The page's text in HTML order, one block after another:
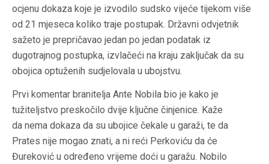
ocjenu dokaza koje je izvodilo sudsko vijeće tijekom više
od 21 mjeseca koliko traje postupak. Državni odvjetnik
sažeto je prepričavao jedan po jedan podatak iz
dugotrajnog postupka, izvlačeći na kraju zaključak da su
obojica optuženih sudjelovala u ubojstvu.
Prvi komentar branitelja Ante Nobila bio je kako je
tužiteljstvo preskočilo dvije ključne činjenice. Kaže
da nema dokaza da su ubojice čekale u garaži, te da
Prates nije mogao znati, a ni reći Perkoviću da će
Đureković u određeno vrijeme doći u garažu. Nobilo